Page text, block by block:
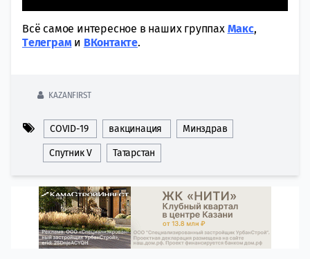
Всё самое интересное в наших группах Макс,
Tелеграми ВКонтакте.
KAZANFIRST
COVID-19 вакцинация Минздрав
Спутник V Татарстан